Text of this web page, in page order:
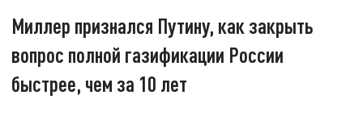
Миллер признался Путину, как закрыть
вопрос полной газификации России
быстрее, чем за 10 лет